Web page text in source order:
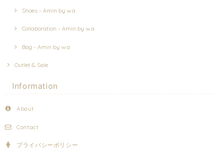
Shoes - Amin by w.a
Collaboration - Amin by w.a
Bag - Amin by w.a
Outlet & Sale
Information
About
Contact
プライバシーポリシー